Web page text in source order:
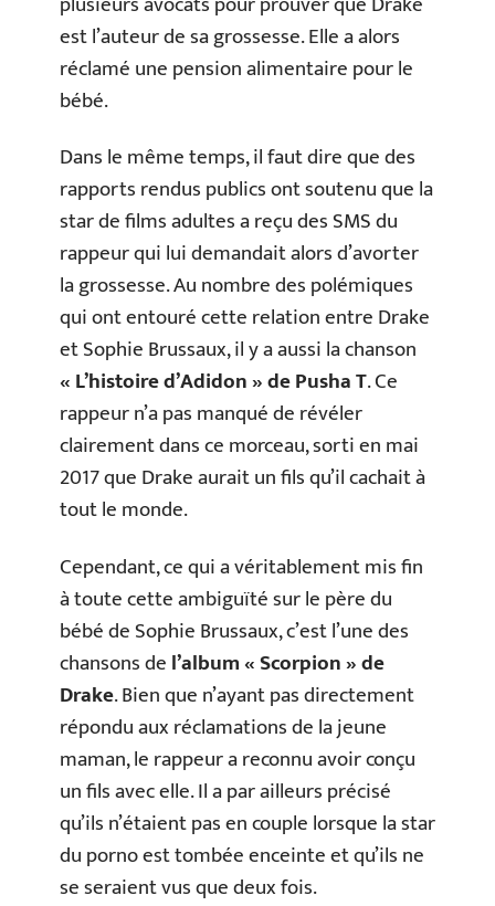
est l’auteur de sa grossesse. Elle a alors
réclamé une pension alimentaire pour le
bébé.
Dans le même temps, il faut dire que des
rapports rendus publics ont soutenu que la
star de films adultes a reçu des SMS du
rappeur qui lui demandait alors d’avorter
la grossesse. Au nombre des polémiques
qui ont entouré cette relation entre Drake
et Sophie Brussaux, il y a aussi la chanson
« L’histoire d’Adidon » de Pusha T. Ce
rappeur n’a pas manqué de révéler
clairement dans ce morceau, sorti en mai
2017 que Drake aurait un fils qu’il cachait à
tout le monde.
Cependant, ce qui a véritablement mis fin
à toute cette ambiguïté sur le père du
bébé de Sophie Brussaux, c’est l’une des
chansons del’album « Scorpion » de
Drake. Bien que n’ayant pas directement
répondu aux réclamations de la jeune
maman, le rappeur a reconnu avoir conçu
un fils avec elle. Il a par ailleurs précisé
qu’ils n’étaient pas en couple lorsque la star
du porno est tombée enceinte et qu’ils ne
se seraient vus que deux fois.